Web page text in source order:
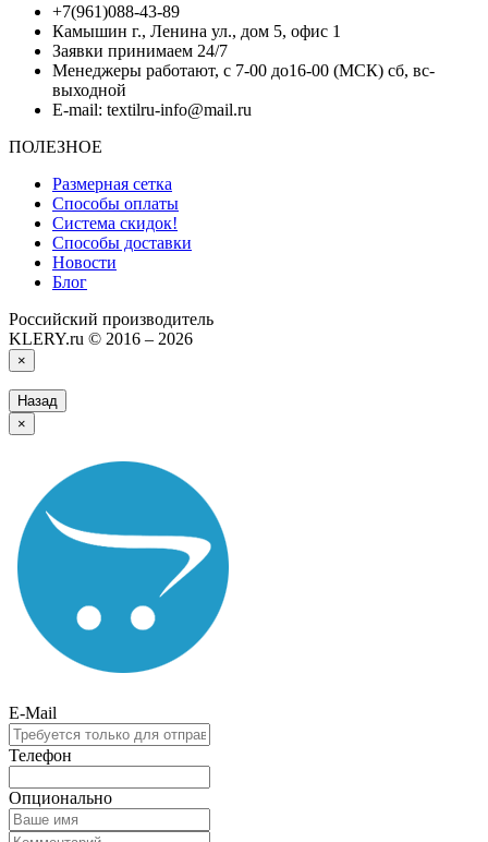
+7(961)088-43-89
Камышин г., Ленина ул., дом 5, офис 1
Заявки принимаем 24/7
Менеджеры работают, с 7-00 до16-00 (МСК) сб, вс-
выходной
E-mail: textilru-info@mail.ru
ПОЛЕЗНОЕ
Размерная сетка
Способы оплаты
Система скидок!
Способы доставки
Новости
Блог
Российский производитель
KLERY.ru © 2016 – 2026
×
Назад
×
E-Mail
Телефон
Опционально